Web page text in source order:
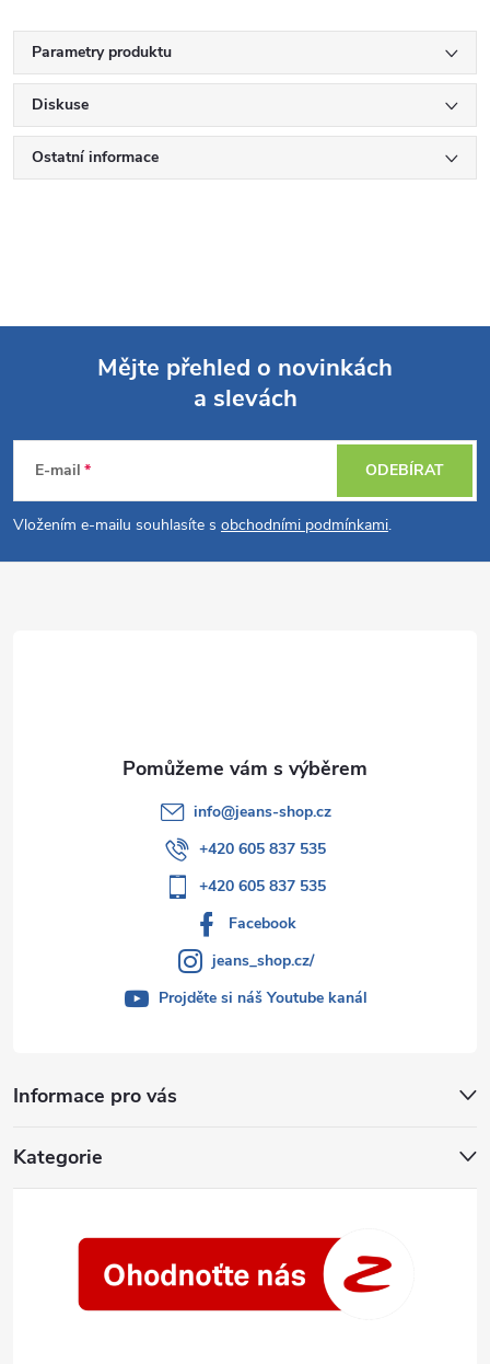
Parametry produktu
Diskuse
Ostatní informace
p
a
Mějte přehled o novinkách
a slevách
E-mail
Vložením e-mailu souhlasíte s obchodními podmínkami.
ODEBÍRAT
Informace pro vás
Kategorie
info@jeans-shop.cz
+420 605 837 535
+420 605 837 535
Facebook
jeans_shop.cz/
Projděte si náš Youtube kanál